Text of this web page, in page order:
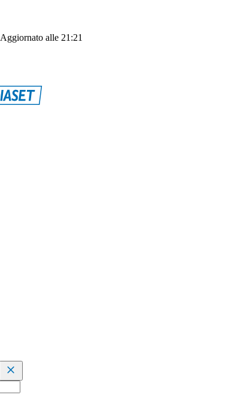
Aggiornato alle 21:21